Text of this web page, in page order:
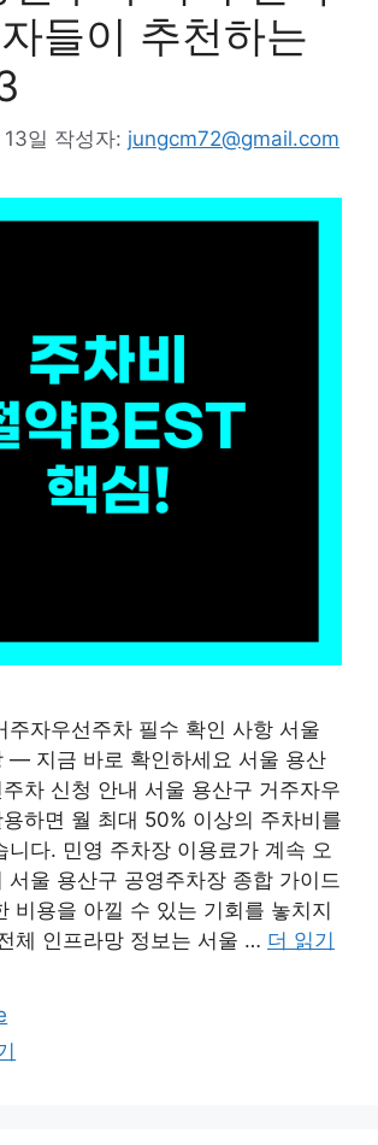
들이 추천하는
일 작성자: jungcm72@gmail.com
주자우선주차 필수 확인 사항 서울
— 지금 바로 확인하세요 서울 용산
차 신청 안내 서울 용산구 거주자우
하면 월 최대 50% 이상의 주차비를
니다. 민영 주차장 이용료가 계속 오
서울 용산구 공영주차장 종합 가이드
비용을 아낄 수 있는 기회를 놓치지
체 인프라망 정보는 서울 … 더 읽기